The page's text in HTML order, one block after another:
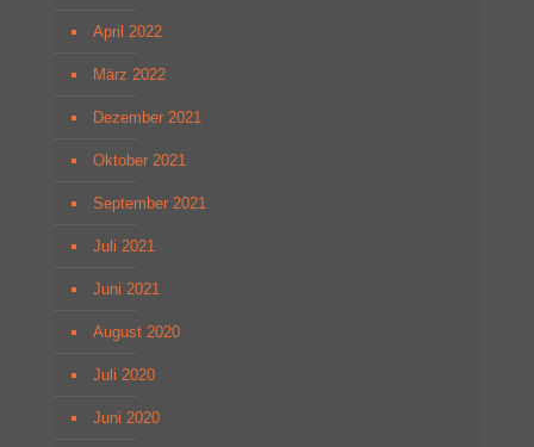
April 2022
März 2022
Dezember 2021
Oktober 2021
September 2021
Juli 2021
Juni 2021
August 2020
Juli 2020
Juni 2020